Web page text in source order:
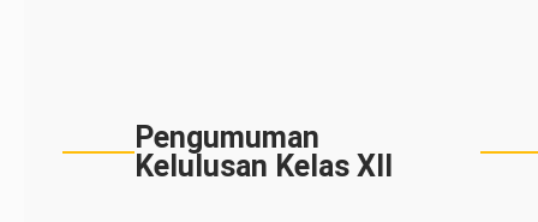
Pengumuman
Kelulusan Kelas XII